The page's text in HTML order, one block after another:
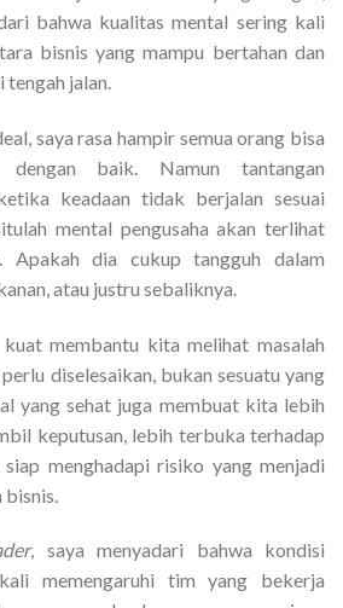
bahwa kualitas mental sering kali
bisnis yang mampu bertahan dan
tengah jalan.
saya rasa hampir semua orang bisa
dengan baik. Namun tantangan
keadaan tidak berjalan sesuai
mental pengusaha akan terlihat
Apakah dia cukup tangguh dalam
atau justru sebaliknya.
membantu kita melihat masalah
diselesaikan, bukan sesuatu yang
yang sehat juga membuat kita lebih
keputusan, lebih terbuka terhadap
menghadapi risiko yang menjadi
, saya menyadari bahwa kondisi
memengaruhi tim yang bekerja